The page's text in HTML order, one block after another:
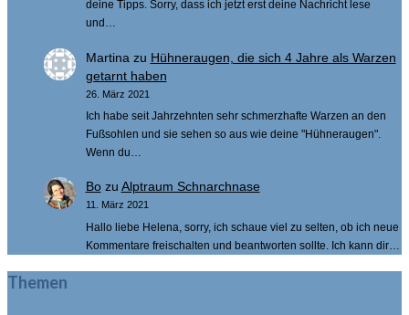
deine Tipps. Sorry, dass ich jetzt erst deine Nachricht lese
und…
Martina zu Hühneraugen, die sich 4 Jahre als Warzen
getarnt haben
26. März 2021
Ich habe seit Jahrzehnten sehr schmerzhafte Warzen an den
Fußsohlen und sie sehen so aus wie deine "Hühneraugen".
Wenn du…
Bozu Alptraum Schnarchnase
11. März 2021
Hallo liebe Helena, sorry, ich schaue viel zu selten, ob ich neue
Kommentare freischalten und beantworten sollte. Ich kann dir…
Themen